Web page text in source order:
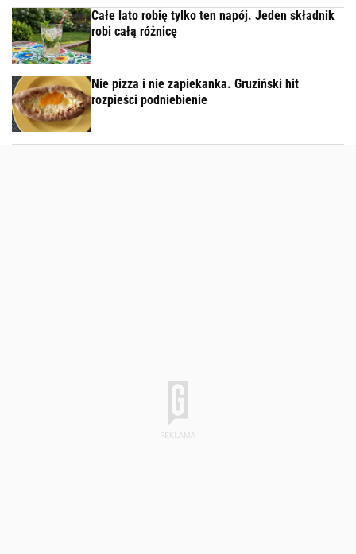
Całe lato robię tylko ten napój. Jeden składnik
robi całą różnicę
Nie pizza i nie zapiekanka. Gruziński hit
rozpieści podniebienie